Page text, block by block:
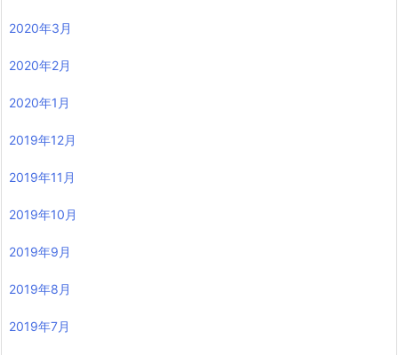
2020年3月
2020年2月
2020年1月
2019年12月
2019年11月
2019年10月
2019年9月
2019年8月
2019年7月